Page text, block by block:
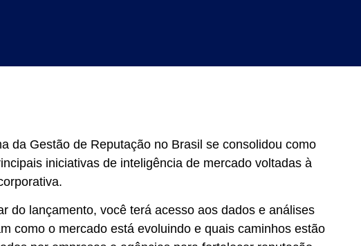
da Gestão de Reputação no Brasil se consolidou como
iniciativas de inteligência de mercado voltadas à
do lançamento, você terá acesso aos dados e análises
como o mercado está evoluindo e quais caminhos estão